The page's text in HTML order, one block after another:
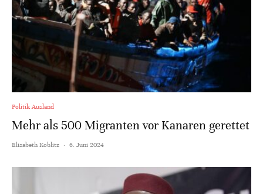
Politik Ausland
Mehr als 500 Migranten vor Kanaren gerettet
Elisabeth Koblitz · 6. Juni 2024